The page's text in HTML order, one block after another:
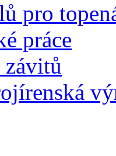
pro
práce